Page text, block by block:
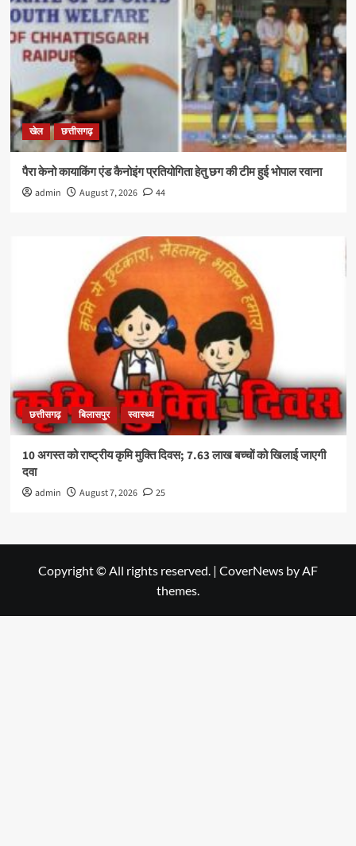
खेल छत्तीसगढ़
पैरा केनो कायाकिंग एंड कैनोइंग प्रतियोगिता हेतु छग की टीम हुई भोपाल रवाना
admin August 7, 2026 44
छत्तीसगढ़ बिलासपुर स्वास्थ्य
10 अगस्त को राष्ट्रीय कृमि मुक्ति दिवस; 7.63 लाख बच्चों को खिलाई जाएगी
दवा
admin August 7, 2026 25
Copyright © All rights reserved. | CoverNews by AF
themes.